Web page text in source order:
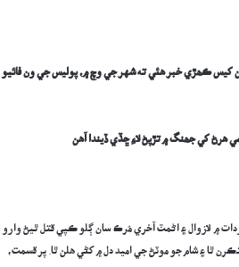
کيسڪھڙيخبر هئي ته شهر جي وچ ۾، پوليس جي ون فائيو
هرڻ کي جھنگ ۾ تڙپڻ لاءِ ڇڏي ڏيندا آهن
۾ لازوال ۽ اڻمٽ آخري مُرڪ سان ڳلو ڪپي قتل ٿيڻ وارو
ٿا ۽ شام جو موٽڻ جي اميد دل ۾ کڻي هلن ٿا. پر قسمت،